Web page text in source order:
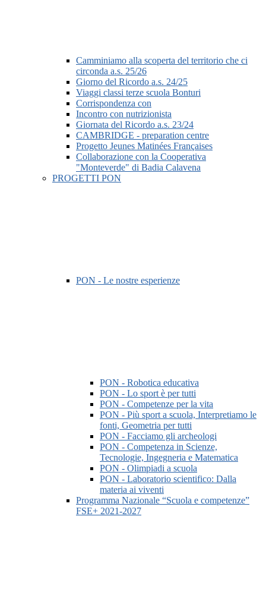
Camminiamo alla scoperta del territorio che ci
circonda a.s. 25/26
Giorno del Ricordo a.s. 24/25
Viaggi classi terze scuola Bonturi
Corrispondenza con
Incontro con nutrizionista
Giornata del Ricordo a.s. 23/24
CAMBRIDGE - preparation centre
Progetto Jeunes Matinées Françaises
Collaborazione con la Cooperativa
"Monteverde" di Badia Calavena
PROGETTI PON
PON - Le nostre esperienze
PON - Robotica educativa
PON - Lo sport è per tutti
PON - Competenze per la vita
PON - Più sport a scuola, Interpretiamo le
fonti, Geometria per tutti
PON - Facciamo gli archeologi
PON - Competenza in Scienze,
Tecnologie, Ingegneria e Matematica
PON - Olimpiadi a scuola
PON - Laboratorio scientifico: Dalla
materia ai viventi
Programma Nazionale “Scuola e competenze”
FSE+ 2021-2027